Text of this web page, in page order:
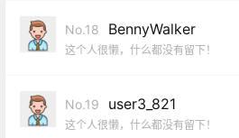
No.18 BennyWalker
这个人很懒，什么都没有留下！
No.19 user3_821
这个人很懒，什么都没有留下！